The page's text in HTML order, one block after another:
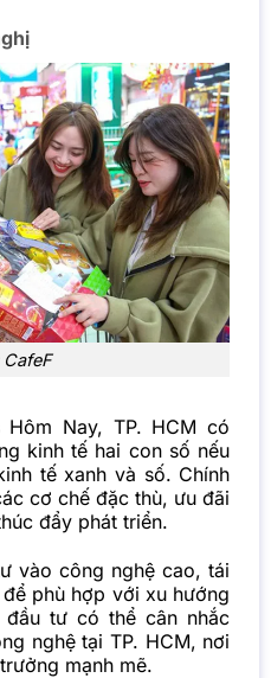
Nay, TP. HCM có
kinh tế hai con số nếu
tế xanh và số. Chính
cơ chế đặc thù, ưu đãi
đẩy phát triển.
vào công nghệ cao, tái
phù hợp với xu hướng
tư có thể cân nhắc
nghệ tại TP. HCM, nơi
mạnh mẽ.